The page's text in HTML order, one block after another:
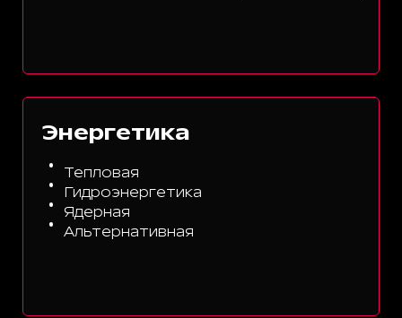
Тепловая
Гидроэнергетика
Ядерная
Альтернативная
Энергетика